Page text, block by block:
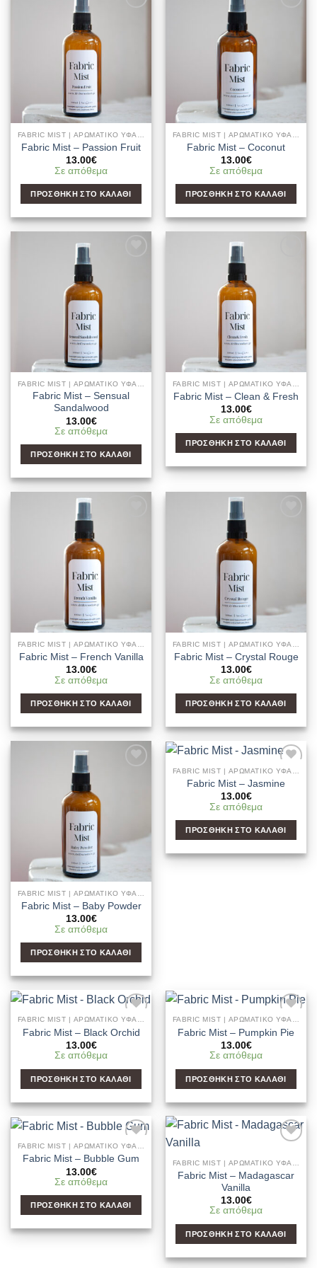
Fabric Mist – Passion Fruit
13.00€
Σε απόθεμα
ΠΡΟΣΘΉΚΗ ΣΤΟ ΚΑΛΆΘΙ
Fabric Mist – Coconut
13.00€
Σε απόθεμα
ΠΡΟΣΘΉΚΗ ΣΤΟ ΚΑΛΆΘΙ
Fabric Mist – Sensual
Sandalwood
13.00€
Σε απόθεμα
ΠΡΟΣΘΉΚΗ ΣΤΟ ΚΑΛΆΘΙ
Fabric Mist – Clean & Fresh
13.00€
Σε απόθεμα
ΠΡΟΣΘΉΚΗ ΣΤΟ ΚΑΛΆΘΙ
Fabric Mist – French Vanilla
13.00€
Σε απόθεμα
ΠΡΟΣΘΉΚΗ ΣΤΟ ΚΑΛΆΘΙ
Fabric Mist – Crystal Rouge
13.00€
Σε απόθεμα
ΠΡΟΣΘΉΚΗ ΣΤΟ ΚΑΛΆΘΙ
Fabric Mist – Baby Powder
13.00€
Σε απόθεμα
ΠΡΟΣΘΉΚΗ ΣΤΟ ΚΑΛΆΘΙ
Add to
Wishlist
Fabric Mist – Jasmine
13.00€
Σε απόθεμα
ΠΡΟΣΘΉΚΗ ΣΤΟ ΚΑΛΆΘΙ
Wishlist
FABRIC MIST | ΑΡΩΜΑΤΙΚΌ ΥΦΑΣΜΆΤΩΝ & ΧΏΡΟΥ
Fabric Mist – Black Orchid
13.00€
Σε απόθεμα
ΠΡΟΣΘΉΚΗ ΣΤΟ ΚΑΛΆΘΙ
Wishlist
FABRIC MIST | ΑΡΩΜΑΤΙΚΌ ΥΦΑΣΜΆΤΩΝ & ΧΏΡΟΥ
Fabric Mist – Pumpkin Pie
13.00€
Σε απόθεμα
ΠΡΟΣΘΉΚΗ ΣΤΟ ΚΑΛΆΘΙ
Wishlist
Fabric Mist – Bubble Gum
13.00€
Σε απόθεμα
ΠΡΟΣΘΉΚΗ ΣΤΟ ΚΑΛΆΘΙ
Wishlist
Fabric Mist – Madagascar
Vanilla
13.00€
Σε απόθεμα
ΠΡΟΣΘΉΚΗ ΣΤΟ ΚΑΛΆΘΙ